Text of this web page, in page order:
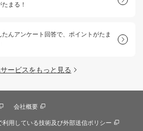
たまる！
たんアンケート回答で、ポイントがたま
ービスをもっと見る
会社概要
用している技術及び外部送信ポリシー